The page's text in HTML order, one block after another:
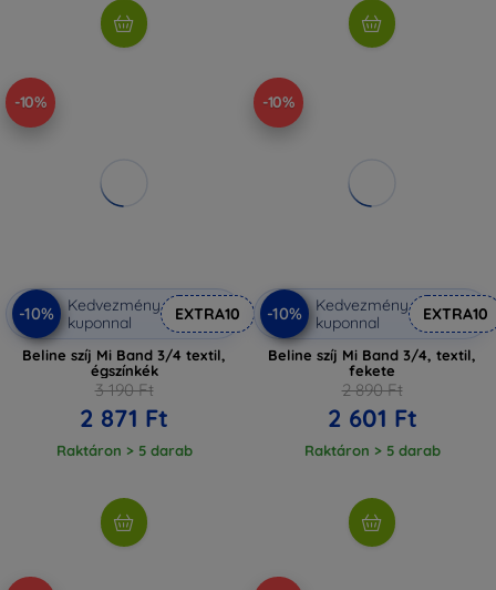
-10%
-10%
Kedvezmény
kuponnal
EXTRA10
Beline szíj Mi Band 3/4 textil,
égszínkék
3 190 Ft
2 871 Ft
Raktáron > 5 darab
-10%
-10%
Kedvezmény
kuponnal
EXTRA10
Beline szíj Mi Band 3/4, textil,
fekete
2 890 Ft
2 601 Ft
Raktáron > 5 darab